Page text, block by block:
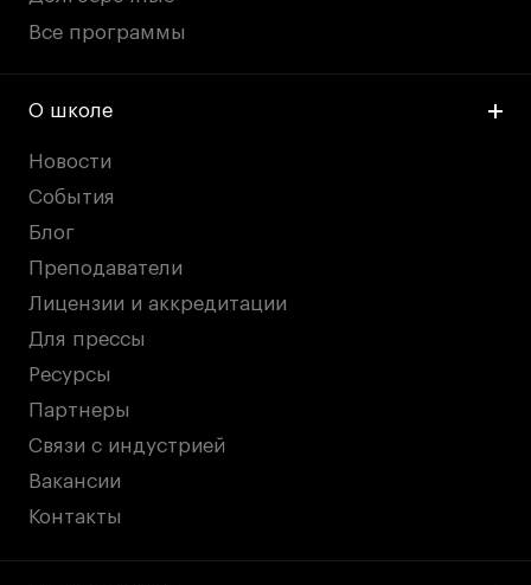
Все программы
О школе
Новости
События
Блог
Преподаватели
Лицензии и аккредитации
Для прессы
Ресурсы
Партнеры
Связи с индустрией
Вакансии
Контакты